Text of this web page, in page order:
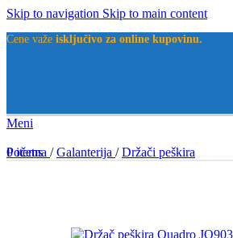
Skip to navigation Skip to main content
Cene važe isključivo za online kupovinu.
Meni
0items
Početna / Galanterija / Držači peškira